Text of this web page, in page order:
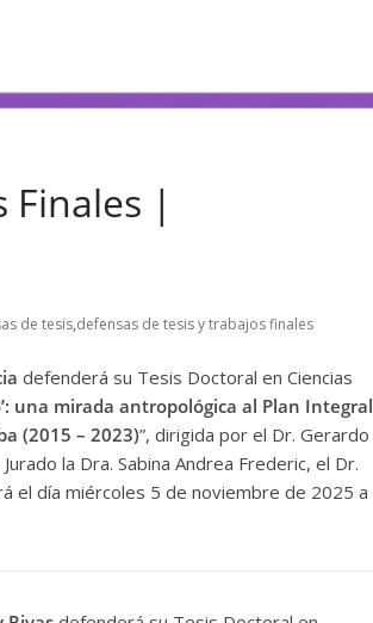
Finales |
de tesis,defensas de tesis y trabajos finales
defenderá su Tesis Doctoral en Ciencias
una mirada antropológica al Plan Integral
(2015 – 2023)”, dirigida por el Dr. Gerardo
la Dra. Sabina Andrea Frederic, el Dr.
el día miércoles 5 de noviembre de 2025 a